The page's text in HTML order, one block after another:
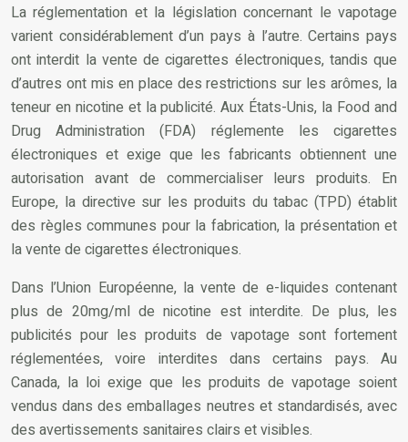
La réglementation et la législation concernant le vapotage
varient considérablement d’un pays à l’autre. Certains pays
ont interdit la vente de cigarettes électroniques, tandis que
d’autres ont mis en place des restrictions sur les arômes, la
teneur en nicotine et la publicité. Aux États-Unis, la Food and
Drug Administration (FDA) réglemente les cigarettes
électroniques et exige que les fabricants obtiennent une
autorisation avant de commercialiser leurs produits. En
Europe, la directive sur les produits du tabac (TPD) établit
des règles communes pour la fabrication, la présentation et
la vente de cigarettes électroniques.
Dans l’Union Européenne, la vente de e-liquides contenant
plus de 20mg/ml de nicotine est interdite. De plus, les
publicités pour les produits de vapotage sont fortement
réglementées, voire interdites dans certains pays. Au
Canada, la loi exige que les produits de vapotage soient
vendus dans des emballages neutres et standardisés, avec
des avertissements sanitaires clairs et visibles.